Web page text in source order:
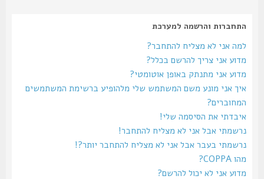
התחברות והרשמה למערכת
למה אני לא מצליח להתחבר?
מדוע אני צריך להרשם בכלל?
מדוע אני מתנתק באופן אוטומטי?
איך אני מונע משם המשתמש שלי מלהופיע ברשימת המשתמשים
המחוברים?
איבדתי את הסיסמה שלי!
נרשמתי אבל אני לא מצליח להתחבר!
נרשמתי בעבר אבל אני לא מצליח להתחבר יותר?!
מדוע אני לא יכול להרשם?